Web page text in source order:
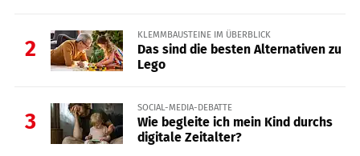
2
KLEMMBAUSTEINE IM ÜBERBLICK
Das sind die besten Alternativen zu
Lego
3
SOCIAL-MEDIA-DEBATTE
Wie begleite ich mein Kind durchs
digitale Zeitalter?